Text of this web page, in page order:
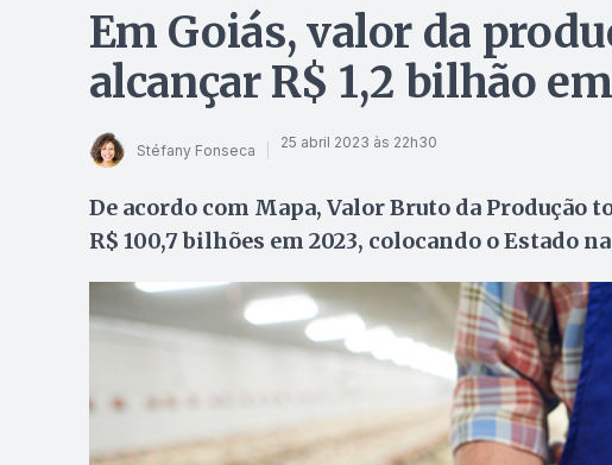
Em Goiás, valor da
alcançar R$ 1,2 bilhão
Stéfany Fonseca 25 abril 2023 às 22h30
De acordo com Mapa, Valor Bruto da Produção
R$ 100,7 bilhões em 2023, colocando o Estado